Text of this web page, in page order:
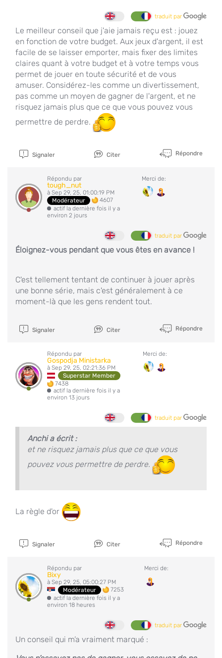
traduit par
Le meilleur conseil que j'aie jamais reçu est : jouez
en fonction de votre budget. Aux jeux d'argent, il est
facile de se laisser emporter, mais fixer des limites
claires quant à votre budget et à votre temps vous
permet de jouer en toute sécurité et de vous
amuser. Considérez-les comme un divertissement,
pas comme un moyen de gagner de l'argent, et ne
risquez jamais plus que ce que vous pouvez vous
permettre de perdre.
Signaler Citer Répondre
Répondu par
tough_nut
à Sep 29, 25, 01:00:19 PM
Modérateur
4607
actif la dernière fois il y a
environ 2 jours
Merci de:
traduit par
Éloignez-vous pendant que vous êtes en avance !
C'est tellement tentant de continuer à jouer après
une bonne série, mais c'est généralement à ce
moment-là que les gens rendent tout.
Signaler Citer Répondre
Répondu par
Gospodja Ministarka
à Sep 29, 25, 02:21:36 PM
Superstar Member
7438
actif la dernière fois il y a
environ 13 jours
Merci de:
traduit par
Anchi a écrit :
et ne risquez jamais plus que ce que vous
pouvez vous permettre de perdre.
La règle d'or
Signaler Citer Répondre
Répondu par
Bixy
à Sep 29, 25, 05:00:27 PM
Modérateur
7253
actif la dernière fois il y a
environ 18 heures
Merci de:
traduit par
Un conseil qui m’a vraiment marqué :